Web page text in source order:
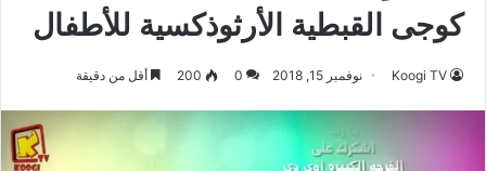
كوجى القبطية الأرثوذكسية للأطفال
Koogi TV نوفمبر 15, 2018 0
200 أقل من دقيقة